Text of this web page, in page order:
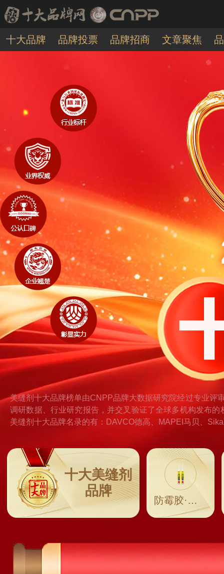
十大品牌 品牌投票 品牌招商 文章聚焦
美缝剂十大品牌榜单由CNPP品牌大数据研究院经过专业评
调研数据、行业研究报告，并交叉验证了全球多机构发布
美缝剂十大品牌名录的有：DAVCO德高、MAPEI马贝、
十大美缝剂
品牌
防霉胶·防霉美容胶